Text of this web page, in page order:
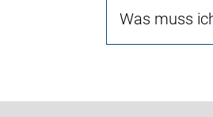
Was muss